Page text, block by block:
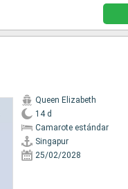
Queen Elizabeth
14 d
Camarote estándar
Singapur
25/02/2028